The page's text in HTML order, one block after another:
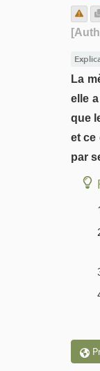
La
elle
que
et ce
par